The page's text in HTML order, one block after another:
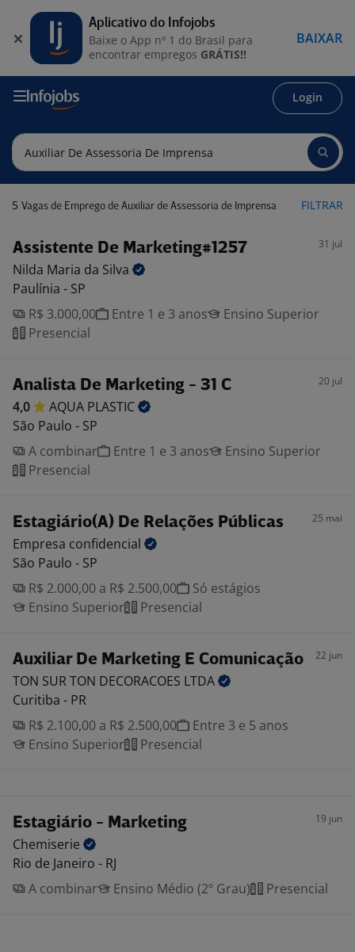
Login
5 Vagas de Emprego de Auxiliar de Assessoria de Imprensa FILTRAR
Assistente De Marketing#1257 31 jul
Nilda Maria da Silva
Paulínia - SP
R$ 3.000,00
Entre 1 e 3 anos
Ensino Superior
Presencial
Analista De Marketing - 31 C 20 jul
4,0 AQUA PLASTIC
São Paulo - SP
A combinar
Entre 1 e 3 anos
Ensino Superior
Presencial
Estagiário(A) De Relações Públicas 25 mai
Empresa confidencial
São Paulo - SP
R$ 2.000,00 a R$ 2.500,00
Só estágios
Ensino Superior
Presencial
Auxiliar De Marketing E Comunicação 22 jun
TON SUR TON DECORACOES LTDA
Curitiba - PR
R$ 2.100,00 a R$ 2.500,00
Entre 3 e 5 anos
Ensino Superior
Presencial
Estagiário - Marketing 19 jun
Chemiserie
Rio de Janeiro - RJ
A combinar
Ensino Médio (2º Grau) Presencial
Aplicativo do Infojobs
Baixe o App nº 1 do Brasil para
encontrar empregos GRÁTIS!!
BAIXAR